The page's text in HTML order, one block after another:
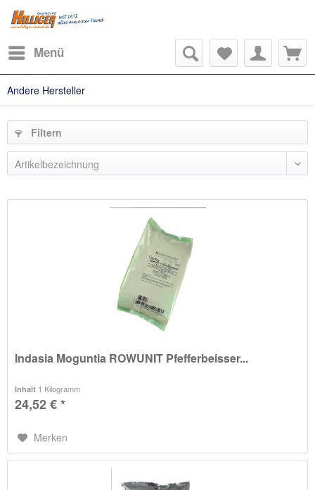
Menü
Andere Hersteller
Filtern
Indasia Moguntia ROWUNIT Pfefferbeisser...
Inhalt 1 Kilogramm
24,52 € *
Merken